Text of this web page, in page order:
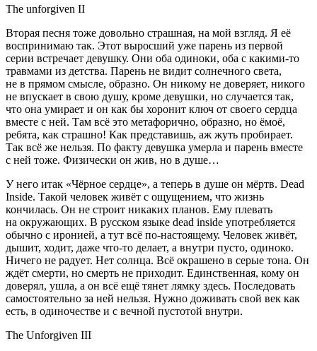
The unforgiven II
Вторая песня тоже довольно страшная, на мой взгляд. Я её
воспринимаю так. Этот выросший уже парень из первой
серии встречает девушку. Они оба одиноки, оба с какими-то
травмами из детства. Парень не видит солнечного света,
не в прямом смысле, образно. Он никому не доверяет, никого
не впускает в свою душу, кроме девушки, но случается так,
что она умирает и он как бы хоронит ключ от своего сердца
вместе с ней. Там всё это метафорично, образно, но ёмоё,
ребята, как страшно! Как представишь, аж жуть пробирает.
Так всё же нельзя. По факту девушка умерла и парень вместе
с ней тоже. Физически он жив, но в душе…
У него итак «Чёрное сердце», а теперь в душе он мёртв. Dead
Inside. Такой человек живёт с ощущением, что жизнь
кончилась. Он не строит никаких планов. Ему плевать
на окружающих. В русском языке dead inside употребляется
обычно с иронией, а тут всё по-настоящему. Человек живёт,
дышит, ходит, даже что-то делает, а внутри пусто, одиноко.
Ничего не радует. Нет солнца. Всё окрашено в серые тона. Он
ждёт смерти, но смерть не приходит. Единственная, кому он
доверял, ушла, а он всё ещё тянет лямку здесь. Последовать
самостоятельно за ней нельзя. Нужно доживать свой век как
есть, в одиночестве и с вечной пустотой внутри.
The Unforgiven III